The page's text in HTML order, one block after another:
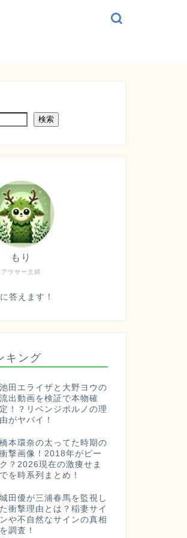
検索
アラサー主婦
もり
答えます！
キング
池田エライザと大野ヨウの
流出動画を検証で本物確
定！？リベンジポルノの理
由がヤバイ！
橋本環奈の太ってた時期の
衝撃画像！2018年がピー
ク？2026現在の激痩せま
でを時系列まとめ！
城田優が三浦春馬を監視し
た衝撃理由とは？稲妻サイ
ンや不自然なサインの真相
を調査！